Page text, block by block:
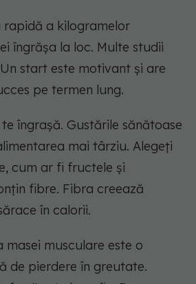
rapidă a kilogramelor
îngrășa la loc. Multe studii
start este motivant și are
pe termen lung.
îngrașă. Gustările sănătoase
mai târziu. Alegeți
cum ar fi fructele și
fibre. Fibra creează
în calorii.
masei musculare este o
de pierdere în greutate.